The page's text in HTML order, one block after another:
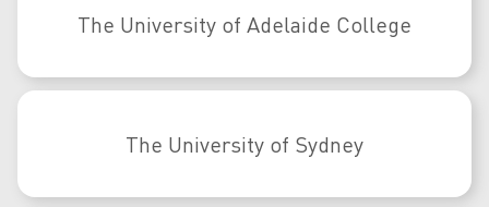
The University of Adelaide College
The University of Sydney